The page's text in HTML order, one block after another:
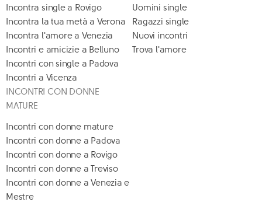
Incontra single a Rovigo
Incontra la tua metà a Verona
Incontra l'amore a Venezia
Incontri e amicizie a Belluno
Incontri con single a Padova
Incontri a Vicenza
Uomini single
Ragazzi single
Nuovi incontri
Trova l'amore
INCONTRI CON DONNE
MATURE
Incontri con donne mature
Incontri con donne a Padova
Incontri con donne a Rovigo
Incontri con donne a Treviso
Incontri con donne a Venezia e
Mestre